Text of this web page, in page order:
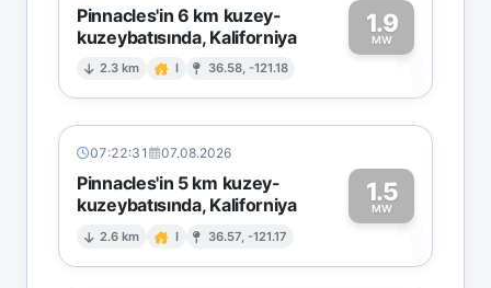
Pinnacles'in 6 km kuzey-
kuzeybatısında, Kaliforniya
2.3 km I 36.58, -121.18
1.9
MW1
07:22:31 07.08.2026
Pinnacles'in 5 km kuzey-
kuzeybatısında, Kaliforniya
2.6 km I 36.57, -121.17
1.5
MW1